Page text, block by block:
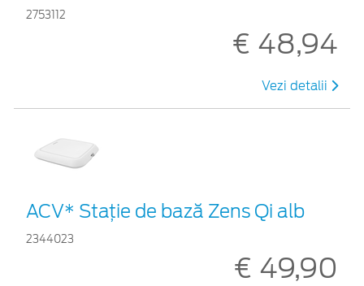
2753112
€ 48,94
Vezi detalii
ACV* Stație de bază Zens Qi alb
2344023
€ 49,90